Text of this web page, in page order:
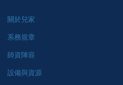
關於兒家
系務規章
師資陣容
設備與資源